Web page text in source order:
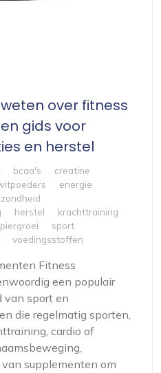
over fitness
gids voor
en herstel
bcaa's
creatine
energie
herstel
krachttraining
sport
voedingsstoffen
Fitness
een populair
van sport en
die regelmatig sporten,
cardio of
supplementen om